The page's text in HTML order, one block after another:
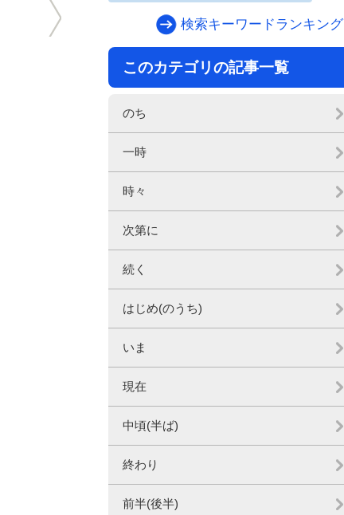
検索キーワードランキング
このカテゴリの記事一覧
のち
一時
時々
次第に
続く
はじめ(のうち)
いま
現在
中頃(半ば)
終わり
前半(後半)